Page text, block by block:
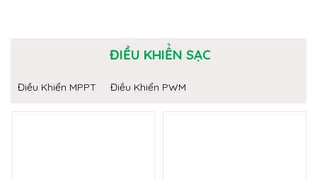
ĐIỀU KHIỂN SẠC
Điều Khiển MPPT Điều Khiển PWM